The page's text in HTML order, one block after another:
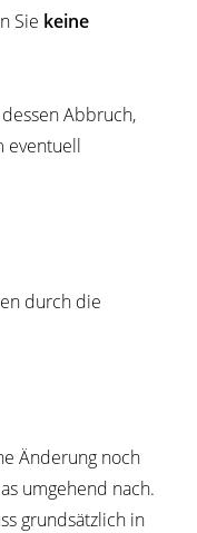
Sie keine
Abbruch,
eventuell
durch die
Änderung noch
umgehend nach.
grundsätzlich in